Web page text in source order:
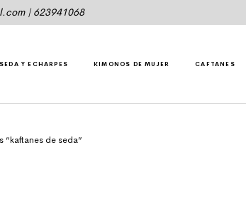
| 623941068
Y ECHARPES KIMONOS DE MUJER CAFTANES
“kaftanes de seda”